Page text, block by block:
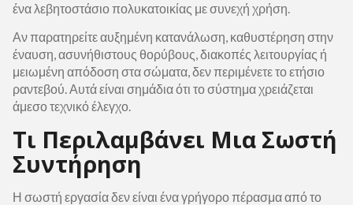
ένα λεβητοστάσιο πολυκατοικίας με συνεχή χρήση.
Αν παρατηρείτε αυξημένη κατανάλωση, καθυστέρηση στην
έναυση, ασυνήθιστους θορύβους, διακοπές λειτουργίας ή
μειωμένη απόδοση στα σώματα, δεν περιμένετε το ετήσιο
ραντεβού. Αυτά είναι σημάδια ότι το σύστημα χρειάζεται
άμεσο τεχνικό έλεγχο.
Τι Περιλαμβάνει Μια Σωστή
Συντήρηση
Η σωστή εργασία δεν είναι ένα γρήγορο πέρασμα από το